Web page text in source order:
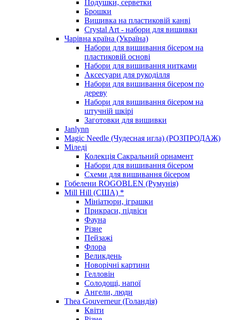
Подушки, серветки
Брошки
Вишивка на пластиковій канві
Crystal Art - набори для вишивки
Чарівна країна (Україна)
Набори для вишивання бісером на
пластиковій основі
Набори для вишивання нитками
Аксесуари для рукоділля
Набори для вишивання бісером по
дереву
Набори для вишивання бісером на
штучній шкірі
Заготовки для вишивки
Janlynn
Magic Needle (Чудесная игла) (РОЗПРОДАЖ)
Міледі
Колекція Сакральний орнамент
Набори для вишивання бісером
Схеми для вишивання бісером
Гобелени ROGOBLEN (Румунія)
Mill Hill (США) *
Мініатюри, іграшки
Прикраси, підвіси
Фауна
Різне
Пейзажі
Флора
Великдень
Новорічні картини
Гелловін
Солодощі, напої
Ангели, люди
Thea Gouverneur (Голандія)
Квіти